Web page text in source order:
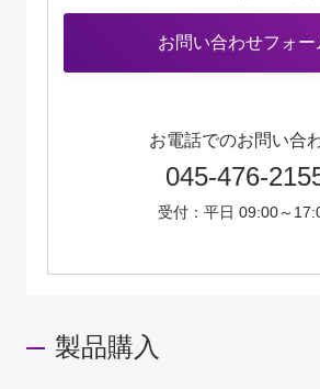
お問い合わせフォー
お電話でのお問い合
045-476-
受付：平日 09:00～
製品購入